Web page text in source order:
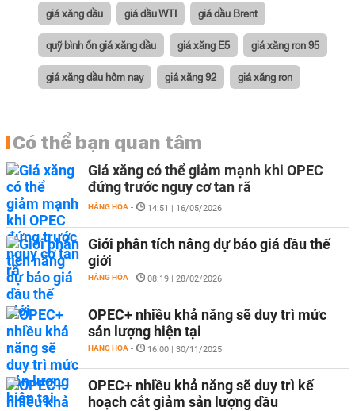
giá xăng dầu giá dầu WTI giá dầu Brent
quỹ bình ổn giá xăng dầu giá xăng E5 giá xăng ron 95
giá xăng dầu hôm nay giá xăng 92 giá xăng ron
Có thể bạn quan tâm
Giá xăng có thể giảm mạnh khi OPEC
đứng trước nguy cơ tan rã
HÀNG HÓA - 14:51 | 16/05/2026
Giới phân tích nâng dự báo giá dầu thế
giới
HÀNG HÓA - 08:19 | 28/02/2026
OPEC+ nhiều khả năng sẽ duy trì mức
sản lượng hiện tại
HÀNG HÓA - 16:00 | 30/11/2025
OPEC+ nhiều khả năng sẽ duy trì kế
hoạch cắt giảm sản lượng dầu